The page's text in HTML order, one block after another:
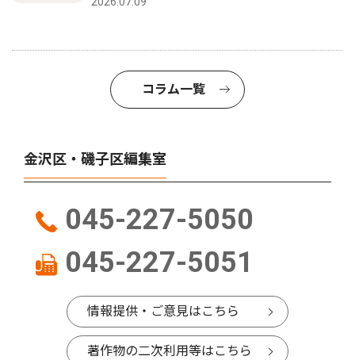
コラム一覧
金沢区・磯子区編集室
045-227-5050
045-227-5051
情報提供・ご意見はこちら
著作物の二次利用等はこちら